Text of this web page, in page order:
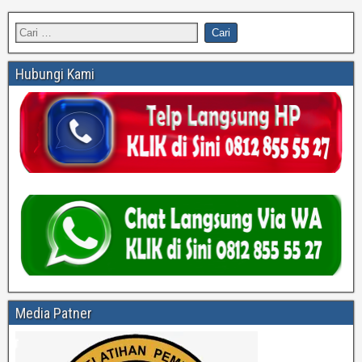
Hubungi Kami
Media Patner